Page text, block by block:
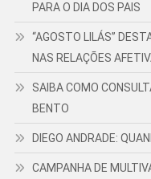
PARA O DIA DOS PAIS
“AGOSTO LILÁS”
NAS RELAÇÕES
SAIBA COMO
BENTO
DIEGO ANDRADE:
CAMPANHA DE